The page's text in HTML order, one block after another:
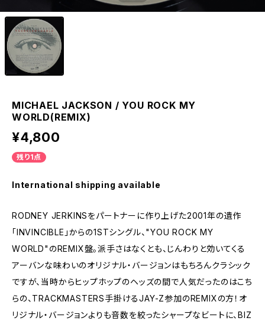
MICHAEL JACKSON / YOU ROCK MY
WORLD(REMIX)
¥4,800
残り1点
International shipping available
RODNEY JERKINSをパートナーに作り上げた2001年の遺作
「INVINCIBLE」からの1STシングル、"YOU ROCK MY
WORLD"のREMIX盤。派手さはなくとも、じんわりと効いてくる
アーバンな味わいのオリジナル・バージョンはもちろんクラシック
ですが、当時からヒップホップのヘッズの間で人気だったのはこち
らの、TRACKMASTERS手掛けるJAY-Z参加のREMIXの方！オ
リジナル・バージョンよりも音数を絞ったシャープなビートに、BIZ